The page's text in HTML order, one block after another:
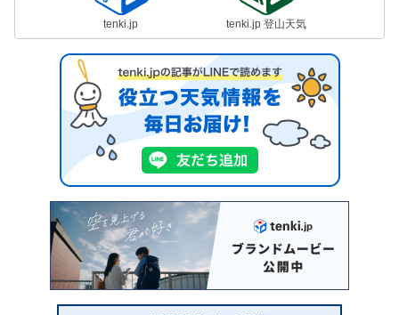
tenki.jp tenki.jp 登山天気